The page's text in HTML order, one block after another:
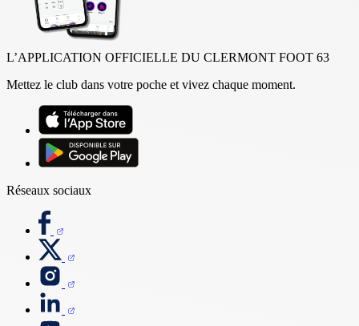
L’APPLICATION OFFICIELLE DU CLERMONT FOOT 63
Mettez le club dans votre poche et vivez chaque moment.
Réseaux sociaux